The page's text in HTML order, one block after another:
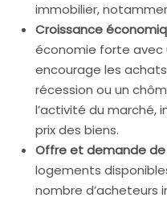
immobilier,
Croissance
économie forte avec
encourage les
récession ou un
l’activité du marché,
prix des biens.
Offre et demande
logements
nombre d’acheteurs